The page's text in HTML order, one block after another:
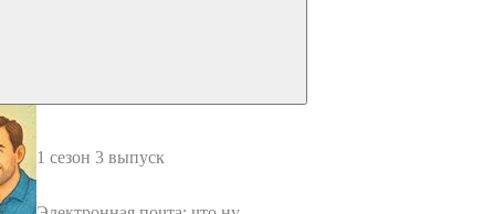
1 сезон 3 выпуск